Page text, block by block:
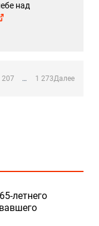
над
207 … 1 273Далее
летнего